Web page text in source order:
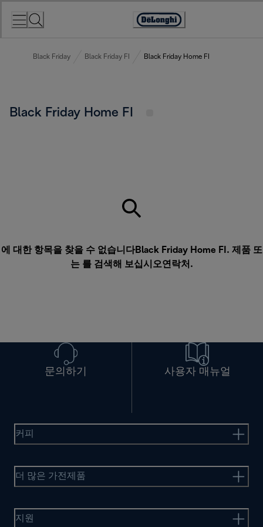
Accessibility
Black Friday Black Friday FI Black Friday Home FI
Black Friday Home FI
에 대한 항목을 찾을 수 없습니다Black Friday Home FI. 제품 또
는 를 검색해 보십시오연락처 .
문의하기 사용자 매뉴얼
커피
더 많은 가전제품
지원